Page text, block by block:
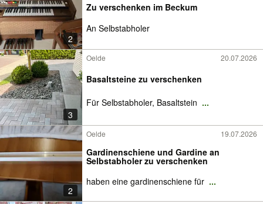
2
Zu verschenken im Beckum
An Selbstabholer
3
Oelde 20.07.2026
Basaltsteine zu verschenken
Für Selbstabholer, Basaltstein ...
2
Oelde 19.07.2026
Gardinenschiene und Gardine an
Selbstabholer zu verschenken
haben eine gardinenschiene für ...